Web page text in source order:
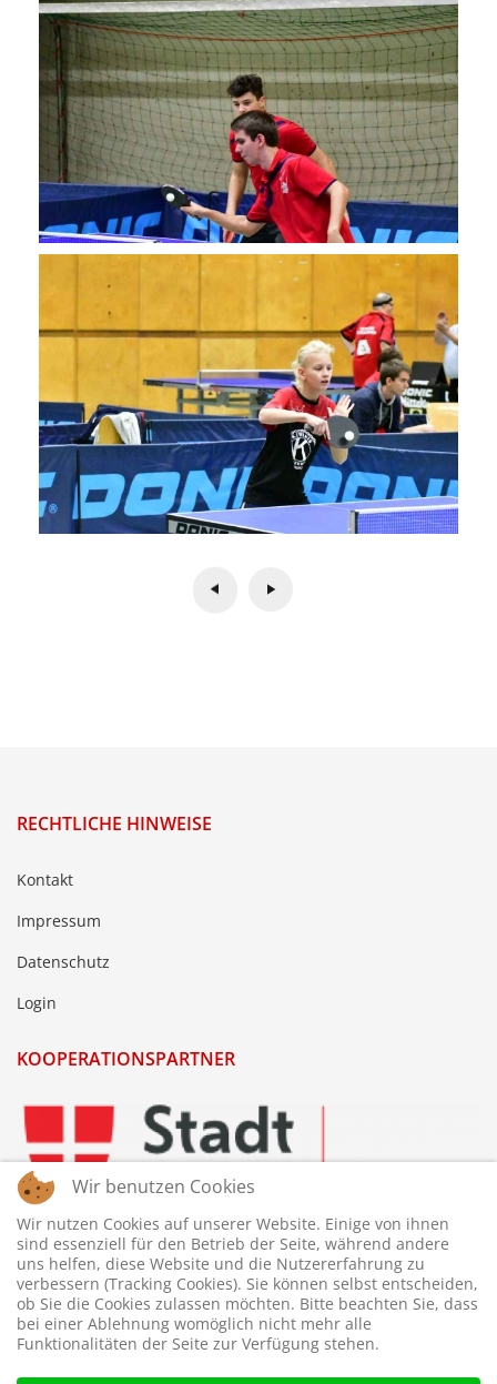
RECHTLICHE HINWEISE
Kontakt
Impressum
Datenschutz
Login
KOOPERATIONSPARTNER
Wir benutzen Cookies
Wir nutzen Cookies auf unserer Website. Einige von ihnen
sind essenziell für den Betrieb der Seite, während andere
uns helfen, diese Website und die Nutzererfahrung zu
verbessern (Tracking Cookies). Sie können selbst entscheiden,
ob Sie die Cookies zulassen möchten. Bitte beachten Sie, dass
bei einer Ablehnung womöglich nicht mehr alle
Funktionalitäten der Seite zur Verfügung stehen.